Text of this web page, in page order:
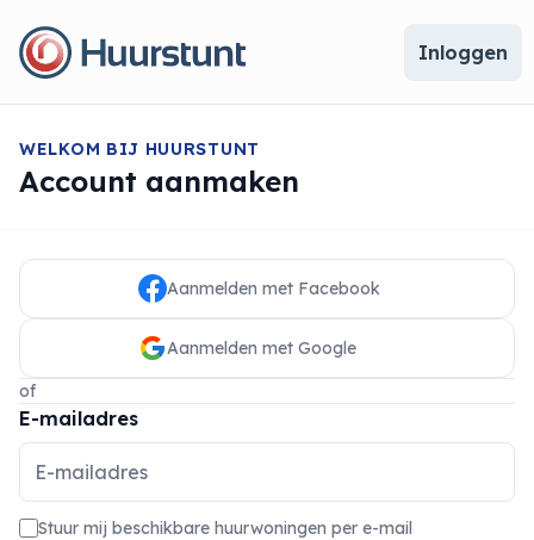
Inloggen
WELKOM BIJ HUURSTUNT
Account aanmaken
Aanmelden met Facebook
Aanmelden met Google
of
E-mailadres
Stuur mij beschikbare huurwoningen per e-mail